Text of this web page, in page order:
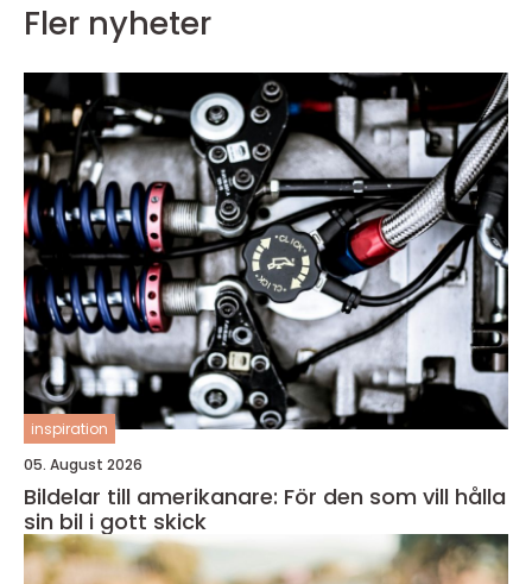
Fler nyheter
inspiration
05. August 2026
Bildelar till amerikanare: För den som vill hålla
sin bil i gott skick